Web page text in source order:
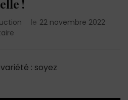
!
le 22 novembre 2022
aiment
:
: soyez